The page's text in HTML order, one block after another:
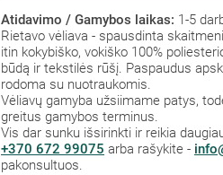
Atidavimo / Gamybos laikas: 1-5
Rietavo vėliava - spausdinta
itin kokybiško, vokiško 100%
būdą ir tekstilės rūšį. Paspaudus
rodoma su nuotraukomis.
Vėliavų gamyba užsiimame patys,
greitus gamybos terminus.
Vis dar sunku išsirinkti ir reikia
+370 672 99075 arba rašykite -
pakonsultuos.